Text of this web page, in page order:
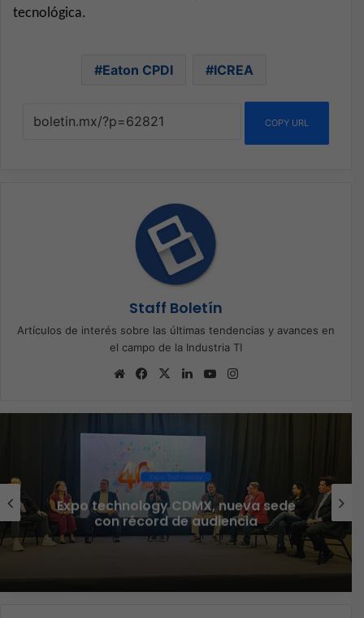
tecnológica.
Eaton CPDI ICREA
COPY URL
Staff Boletín
Artículos de interés sobre las últimas tendencias y avances en
el campo de la Industria TI
Sitio
Facebook
X LinkedInYouTube
Ciberseguridad
Veeam nombra a Fernando Zambrana
Country Manager para México